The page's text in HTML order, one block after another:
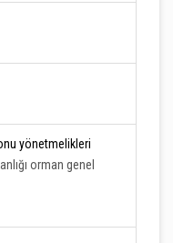
yönetmelikleri
orman genel